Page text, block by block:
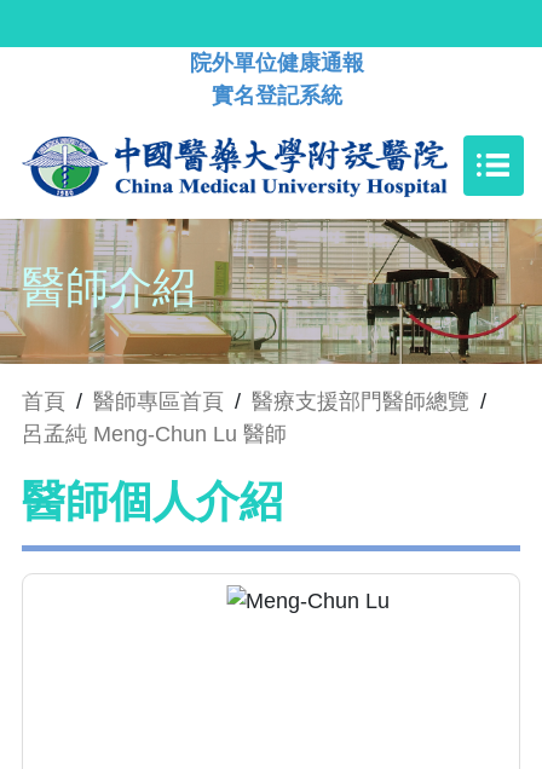
院外單位健康通報
實名登記系統
醫師介紹
首頁 / 醫師專區首頁 / 醫療支援部門醫師總覽 /
呂孟純 Meng-Chun Lu 醫師
醫師個人介紹